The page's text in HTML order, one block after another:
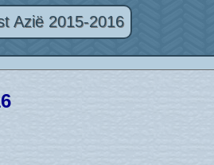
Azië 2015-2016